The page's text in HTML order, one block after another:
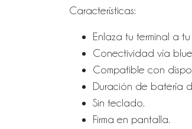
Características:
Enlaza tu terminal a
Conectividad vía
Compatible con
Duración de batería
Sin teclado.
Firma en pantalla.